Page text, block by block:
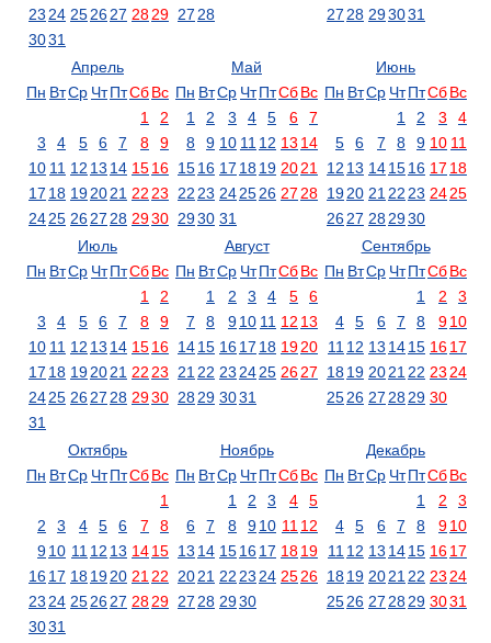
23 24 252627 2829
3031
27 28
27 28 293031
Апрель
Пн ВтСр ЧтПтСбВс
1
2
3
4 5 6 7 8
9
10 11 12 13 14 1516
17 18 192021 22 23
2425 2627 28 2930
Май
Пн ВтСр ЧтПтСбВс
1
2 3 4 5 6
7
8
9 10 11 12 13 14
1516 17 1819 2021
22 23 242526 27 28
2930 31
Июнь
Пн ВтСр ЧтПтСбВс
1
2 3
4
5
6 7 8 9 10 11
12 13 141516 17 18
1920 21 22 23 2425
2627 282930
Июль
Пн ВтСр ЧтПтСбВс
1
2
3
4 5 6 7 8
9
10 11 12 13 14 1516
17 18 192021 22 23
2425 2627 28 2930
31
Август
Пн ВтСр ЧтПтСбВс
1
2 3 4 5
6
7
8 910 11 12 13
1415 1617 18 1920
21 22 23 2425 2627
2829 3031
Сентябрь
Пн ВтСр ЧтПтСбВс
1
2
3
4
5 6 7 8 910
11 12 13 1415 1617
1819 2021 22 23 24
2526 27 2829 30
Октябрь
Пн ВтСр ЧтПтСбВс
1
2
3 4 5 6 7
8
910 11 12 13 1415
1617 181920 21 22
23 24 252627 2829
3031
Ноябрь
Пн ВтСр ЧтПтСбВс
1
2 3 4
5
6
7 8 910 11 12
13 14 151617 1819
2021 22 23 24 2526
27 28 2930
Декабрь
Пн ВтСр ЧтПтСбВс
1
2
3
4
5 6 7 8 910
11 12 13 1415 1617
1819 2021 22 23 24
2526 27 2829 3031